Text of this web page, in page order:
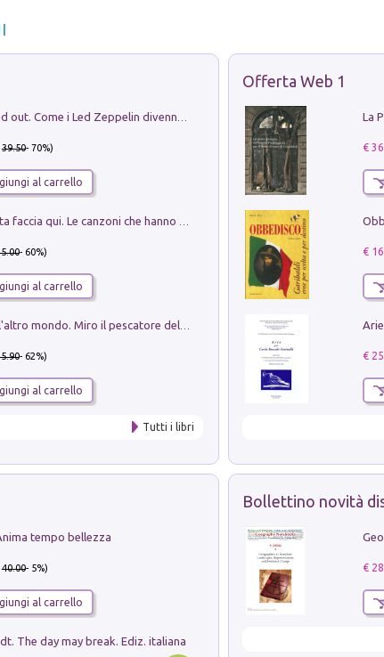
39.50- 70%)
al carrello
- 60%)
al carrello
Klose dell'altro mondo. Miro il pescatore del goal
- 62%)
al carrello
Tutti i libri
Offerta Web 1
€
€
€
tempo bellezza
40.00- 5%)
al carrello
The day may break. Ediz. italiana
Bollettino novità
€